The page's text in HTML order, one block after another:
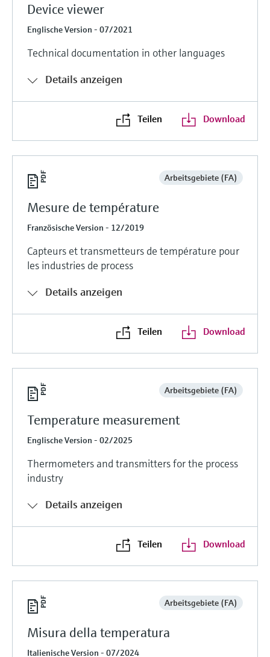
Device viewer
Englische Version - 07/2021
Technical documentation in other languages
Details anzeigen
Teilen Download
Arbeitsgebiete (FA)
Mesure de température
Französische Version - 12/2019
Capteurs et transmetteurs de température pour
les industries de process
Details anzeigen
Teilen Download
Arbeitsgebiete (FA)
Temperature measurement
Englische Version - 02/2025
Thermometers and transmitters for the process
industry
Details anzeigen
Teilen Download
Arbeitsgebiete (FA)
Misura della temperatura
Italienische Version - 07/2024